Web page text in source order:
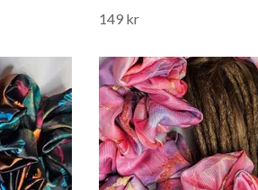
149 kr